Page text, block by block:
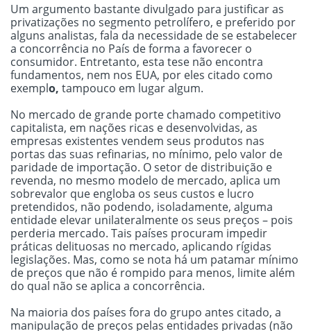
Um argumento bastante divulgado para justificar as
privatizações no segmento petrolífero, e preferido por
alguns analistas, fala da necessidade de se estabelecer
a concorrência no País de forma a favorecer o
consumidor. Entretanto, esta tese não encontra
fundamentos, nem nos EUA, por eles citado como
exemplo, tampouco em lugar algum.
No mercado de grande porte chamado competitivo
capitalista, em nações ricas e desenvolvidas, as
empresas existentes vendem seus produtos nas
portas das suas refinarias, no mínimo, pelo valor de
paridade de importação. O setor de distribuição e
revenda, no mesmo modelo de mercado, aplica um
sobrevalor que engloba os seus custos e lucro
pretendidos, não podendo, isoladamente, alguma
entidade elevar unilateralmente os seus preços – pois
perderia mercado. Tais países procuram impedir
práticas delituosas no mercado, aplicando rígidas
legislações. Mas, como se nota há um patamar mínimo
de preços que não é rompido para menos, limite além
do qual não se aplica a concorrência.
Na maioria dos países fora do grupo antes citado, a
manipulação de preços pelas entidades privadas (não